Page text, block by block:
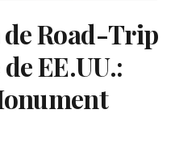
Road-Trip
EE.UU.: